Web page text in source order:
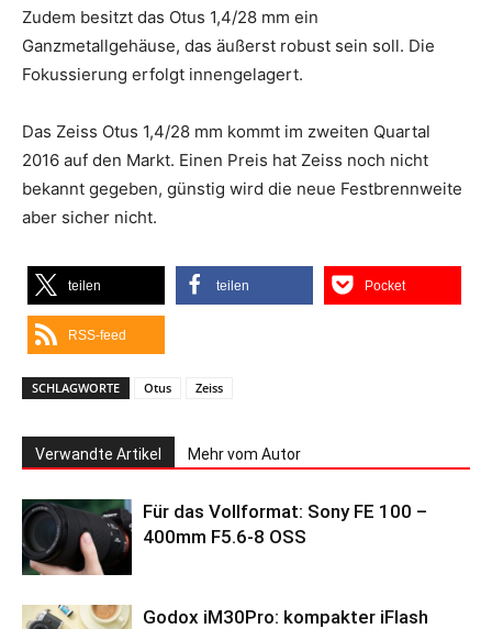
Zudem besitzt das Otus 1,4/28 mm ein
Ganzmetallgehäuse, das äußerst robust sein soll. Die
Fokussierung erfolgt innengelagert.
Das Zeiss Otus 1,4/28 mm kommt im zweiten Quartal
2016 auf den Markt. Einen Preis hat Zeiss noch nicht
bekannt gegeben, günstig wird die neue Festbrennweite
aber sicher nicht.
teilen teilen Pocket
RSS-feed
SCHLAGWORTE Otus Zeiss
Verwandte Artikel Mehr vom Autor
Für das Vollformat: Sony FE 100 –
400mm F5.6-8 OSS
Godox iM30Pro: kompakter iFlash